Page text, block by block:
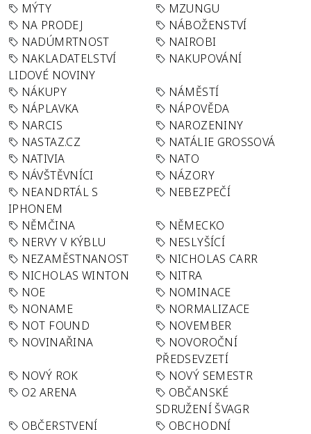
MÝTY
MZUNGU
NA PRODEJ
NÁBOŽENSTVÍ
NADÚMRTNOST
NAIROBI
NAKLADATELSTVÍ
LIDOVÉ NOVINY
NAKUPOVÁNÍ
NÁKUPY
NÁMĚSTÍ
NÁPLAVKA
NÁPOVĚDA
NARCIS
NAROZENINY
NASTAZ.CZ
NATÁLIE GROSSOVÁ
NATIVIA
NATO
NÁVŠTĚVNÍCI
NÁZORY
NEANDRTÁL S
IPHONEM
NEBEZPEČÍ
NĚMČINA
NĚMECKO
NERVY V KÝBLU
NESLYŠÍCÍ
NEZAMĚSTNANOST
NICHOLAS CARR
NICHOLAS WINTON
NITRA
NOE
NOMINACE
NONAME
NORMALIZACE
NOT FOUND
NOVEMBER
NOVINAŘINA
NOVOROČNÍ
PŘEDSEVZETÍ
NOVÝ ROK
NOVÝ SEMESTR
O2 ARENA
OBČANSKÉ
SDRUŽENÍ ŠVAGR
OBČERSTVENÍ
OBCHODNÍ